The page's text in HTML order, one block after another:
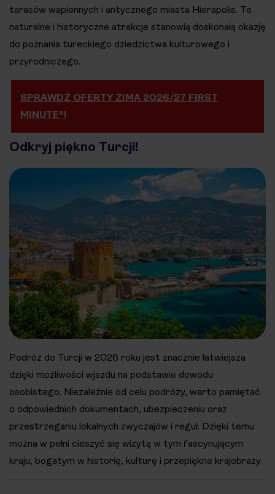
tarasów wapiennych i antycznego miasta Hierapolis. Te
naturalne i historyczne atrakcje stanowią doskonałą okazję
do poznania tureckiego dziedzictwa kulturowego i
przyrodniczego​.
SPRAWDŹ OFERTY ZIMA 2026/27 FIRST
MINUTE®!
Odkryj piękno Turcji!
Podróż do Turcji w 2026 roku jest znacznie łatwiejsza
dzięki możliwości wjazdu na podstawie dowodu
osobistego. Niezależnie od celu podróży, warto pamiętać
o odpowiednich dokumentach, ubezpieczeniu oraz
przestrzeganiu lokalnych zwyczajów i reguł. Dzięki temu
można w pełni cieszyć się wizytą w tym fascynującym
kraju, bogatym w historię, kulturę i przepiękne krajobrazy.